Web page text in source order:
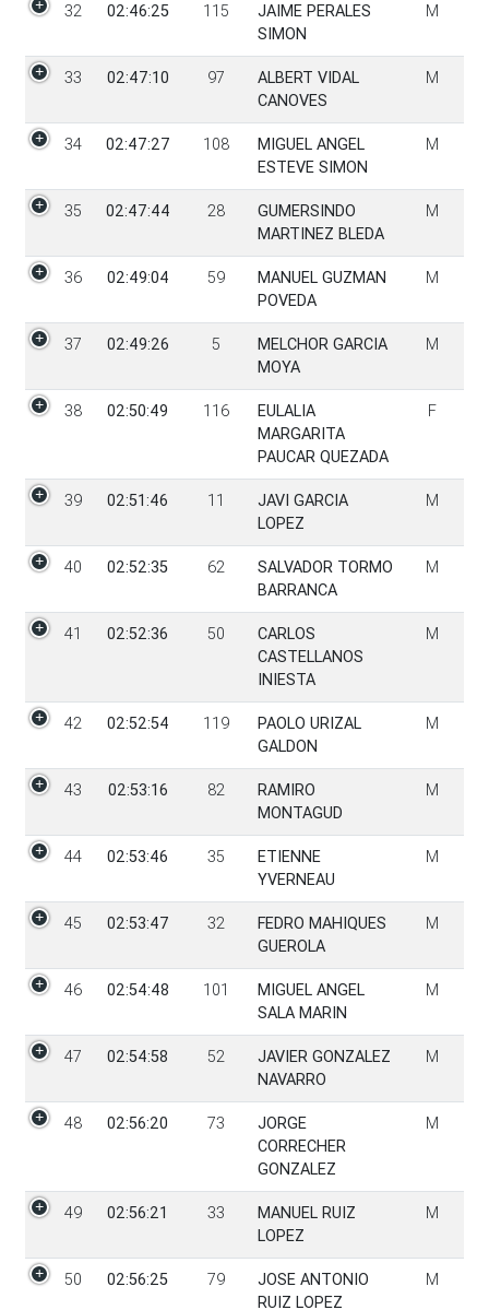
32 02:46:25 115
JAIME PERALES
SIMON
M
33 02:47:10 97
ALBERT VIDAL
CANOVES
M
34 02:47:27 108
MIGUEL ANGEL
ESTEVE SIMON
M
35 02:47:44 28
GUMERSINDO
MARTINEZ BLEDA
M
36 02:49:04 59
MANUEL GUZMAN
POVEDA
M
37 02:49:26 5
MELCHOR GARCIA
MOYA
M
38 02:50:49 116
EULALIA
MARGARITA
PAUCAR QUEZADA
F
39 02:51:46 11
JAVI GARCIA
LOPEZ
M
40 02:52:35 62
SALVADOR TORMO
BARRANCA
M
41 02:52:36 50
CARLOS
CASTELLANOS
INIESTA
M
42 02:52:54 119
PAOLO URIZAL
GALDON
M
43 02:53:16 82
RAMIRO
MONTAGUD
M
44 02:53:46 35
ETIENNE
YVERNEAU
M
45 02:53:47 32
FEDRO MAHIQUES
GUEROLA
M
46 02:54:48 101
MIGUEL ANGEL
SALA MARIN
M
47 02:54:58 52
JAVIER GONZALEZ
NAVARRO
M
48 02:56:20 73
JORGE
CORRECHER
GONZALEZ
M
49 02:56:21 33
MANUEL RUIZ
LOPEZ
M
50 02:56:25 79
JOSE ANTONIO
RUIZ LOPEZ
M